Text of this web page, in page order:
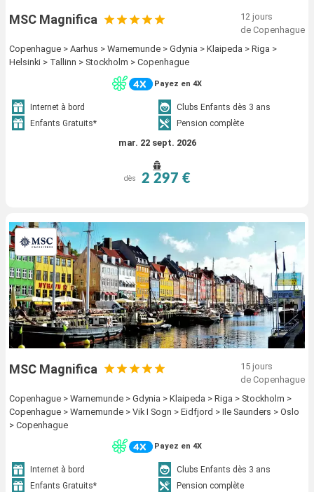
MSC Magnifica
12 jours
de Copenhague
Copenhague > Aarhus > Warnemunde > Gdynia > Klaipeda > Riga >
Helsinki > Tallinn > Stockholm > Copenhague
Payez en 4X
Internet à bord
Clubs Enfants dès 3 ans
Enfants Gratuits*
Pension complète
mar. 22 sept. 2026
dès 2 297 €
MSC Magnifica
15 jours
de Copenhague
Copenhague > Warnemunde > Gdynia > Klaipeda > Riga > Stockholm >
Copenhague > Warnemunde > Vik I Sogn > Eidfjord > Ile Saunders > Oslo
> Copenhague
Payez en 4X
Internet à bord
Clubs Enfants dès 3 ans
Enfants Gratuits*
Pension complète